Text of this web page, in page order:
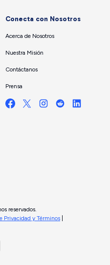
Conecta con Nosotros
Acerca de Nosotros
Nuestra Misión
Contáctanos
Prensa
reservados.
Privacidad y Términos